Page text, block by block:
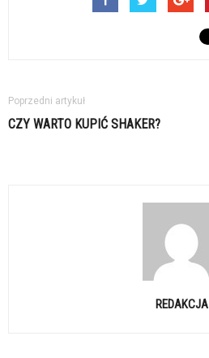
Poprzedni artykuł
CZY WARTO KUPIĆ SHAKER?
REDAKCJA